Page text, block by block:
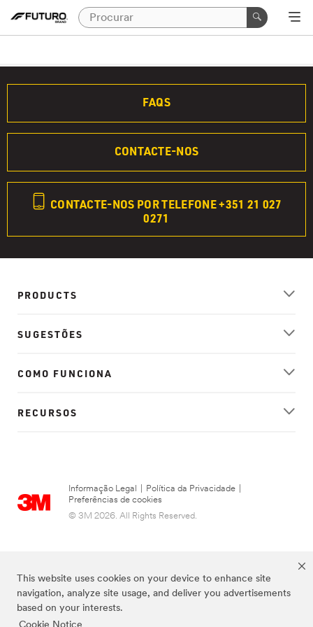
This website uses cookies on your device to enhance site
navigation, analyze site usage, and deliver you advertisements
based on your interests.
FAQS
CONTACTE-NOS
CONTACTE-NOS POR TELEFONE +351 21 027
0271
PRODUCTS
SUGESTÕES
COMO FUNCIONA
RECURSOS
Informação Legal Política da Privacidade
Preferências de cookies
© 3M 2026. All Rights Reserved.